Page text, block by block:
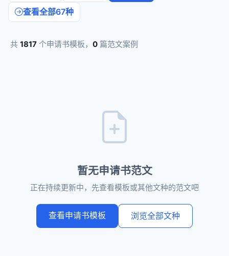
查看全部67种
共 1817 个申请书模板， 0 篇范文案例
暂无申请书范文
正在持续更新中，先查看模板或其他文种的范文吧
查看申请书模板 浏览全部文种